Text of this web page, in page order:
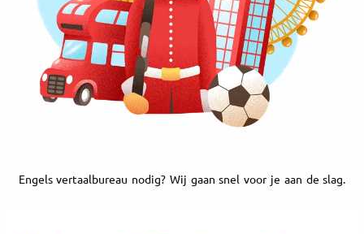
Engels vertaalbureau nodig? Wij gaan snel voor je aan de slag.